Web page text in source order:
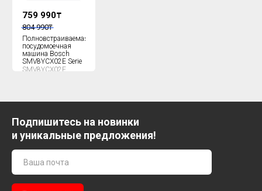
759 990₸
804 990₸
Полновстраиваемая
посудомоечная
машина Bosch
SMV8YCX02E Serie
SMV8YCX02E
Подпишитесь на новинки
и уникальные предложения!